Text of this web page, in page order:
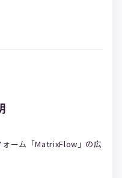
ーム「MatrixFlow」の広